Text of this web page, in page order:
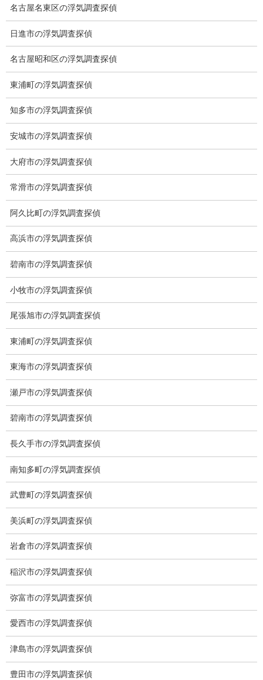
次の記事
ありがた迷惑
2022-02-17
総合探偵社ミライリサーチ
Toshin.Sakuraビル 10F
愛知県名古屋市中区新栄2丁目41-11
愛知県公安委員会 第54250033号
【出張面談いたします】
子供のお迎え、パート、お仕事の都合などで、お時間のない方、
愛知県内でご面談場所のご要望がございましたら、お申し付けく
ださい。
お願いいたします。
名古屋名東区の浮気調査探偵
日進市の浮気調査探偵
名古屋昭和区の浮気調査探偵
東浦町の浮気調査探偵
知多市の浮気調査探偵
安城市の浮気調査探偵
大府市の浮気調査探偵
常滑市の浮気調査探偵
阿久比町の浮気調査探偵
高浜市の浮気調査探偵
碧南市の浮気調査探偵
小牧市の浮気調査探偵
尾張旭市の浮気調査探偵
東浦町の浮気調査探偵
東海市の浮気調査探偵
瀬戸市の浮気調査探偵
碧南市の浮気調査探偵
長久手市の浮気調査探偵
南知多町の浮気調査探偵
武豊町の浮気調査探偵
美浜町の浮気調査探偵
岩倉市の浮気調査探偵
稲沢市の浮気調査探偵
弥富市の浮気調査探偵
愛西市の浮気調査探偵
津島市の浮気調査探偵
豊田市の浮気調査探偵